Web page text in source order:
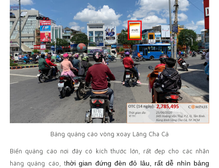
Bảng quảng cáo vòng xoay Lăng Cha Cả
Biển quảng cáo nơi đây có kích thước lớn, rất đẹp cho các nhãn
hàng quảng cáo, thời gian đứng đèn đỏ lâu, rất dễ nhìn bảng